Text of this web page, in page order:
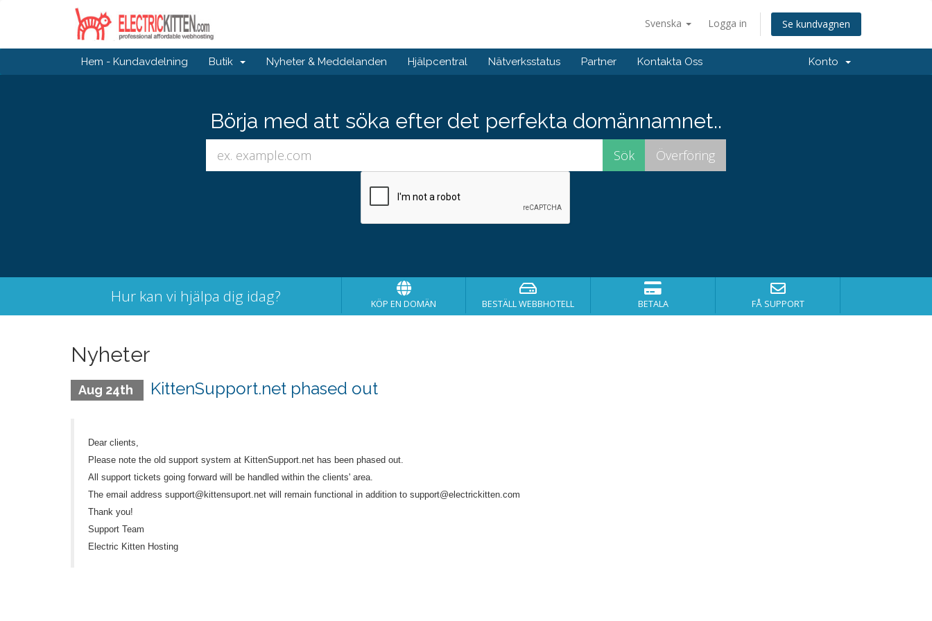
Svenska Logga in Se kundvagnen
Hem - Kundavdelning Butik Nyheter & Meddelanden Hjälpcentral Nätverksstatus Partner Kontakta Oss Konto
Börja med att söka efter det perfekta domännamnet..
Hur kan vi hjälpa dig idag? KÖP EN DOMÄN BESTÄLL WEBBHOTELL BETALA FÅ SUPPORT
Nyheter
Aug 24th KittenSupport.net phased out
Dear clients,
Please note the old support system at KittenSupport.net has been phased out.
All support tickets going forward will be handled within the clients' area.
The email address support@kittensuport.net will remain functional in addition to support@electrickitten.com
Thank you!
Support Team
Electric Kitten Hosting